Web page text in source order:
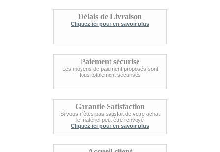
Délais de Livraison
Cliquez ici pour en savoir plus
Paiement sécurisé
Les moyens de paiement proposés sont
tous totalement sécurisés
Garantie Satisfaction
Si vous n'êtes pas satisfait de votre achat
le matériel peut être renvoyé
Cliquez ici pour en savoir plus